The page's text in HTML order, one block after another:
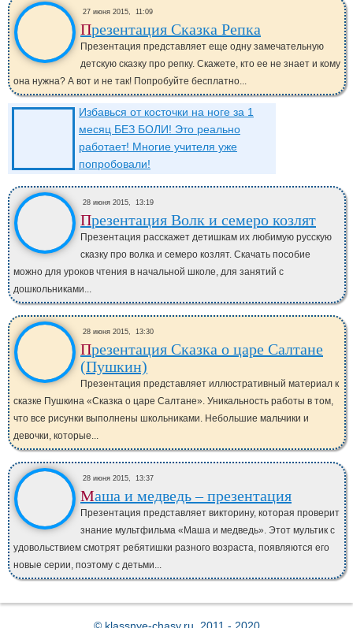
27 июня 2015, 11:09
Презентация Сказка Репка
Презентация представляет еще одну замечательную
детскую сказку про репку. Скажете, кто ее не знает и кому
она нужна? А вот и не так! Попробуйте бесплатно...
Избавься от косточки на ноге за 1
месяц БЕЗ БОЛИ! Это реально
работает! Многие учителя уже
попробовали!
28 июня 2015, 13:19
Презентация Волк и семеро козлят
Презентация расскажет детишкам их любимую русскую
сказку про волка и семеро козлят. Скачать пособие
можно для уроков чтения в начальной школе, для занятий с
дошкольниками...
28 июня 2015, 13:30
Презентация Сказка о царе Салтане
(Пушкин)
Презентация представляет иллюстративный материал к
сказке Пушкина «Сказка о царе Салтане». Уникальность работы в том,
что все рисунки выполнены школьниками. Небольшие мальчики и
девочки, которые...
28 июня 2015, 13:37
Маша и медведь – презентация
Презентация представляет викторину, которая проверит
знание мультфильма «Маша и медведь». Этот мультик с
удовольствием смотрят ребятишки разного возраста, появляются его
новые серии, поэтому с детьми...
© klassnye-chasy.ru , 2011 - 2020